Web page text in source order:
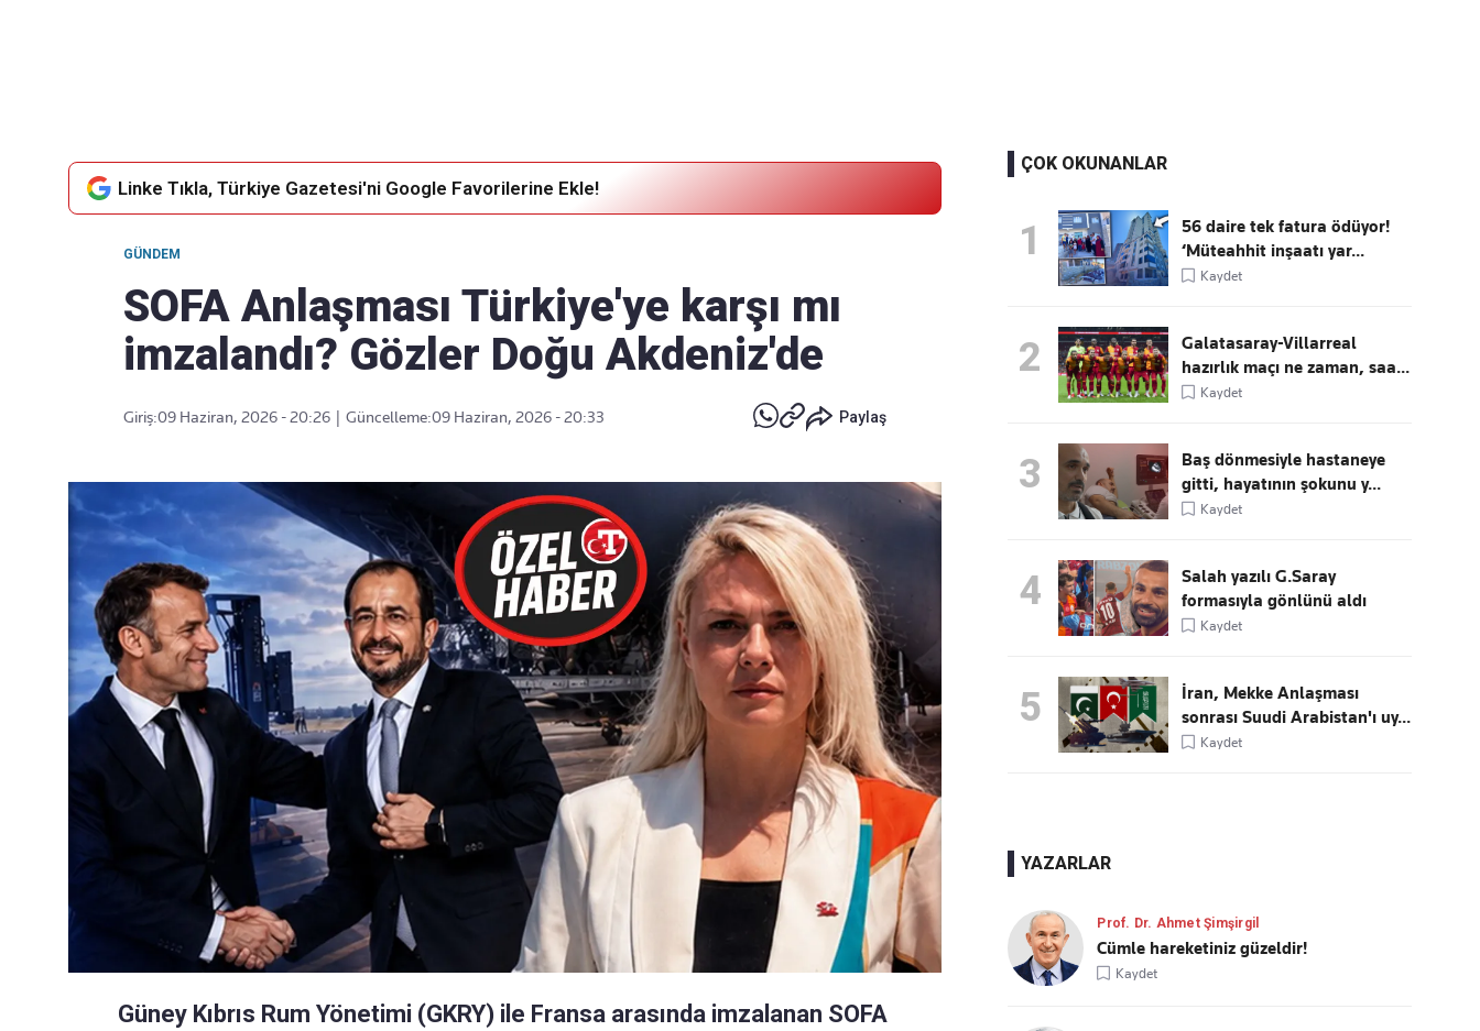
Linke Tıkla, Türkiye Gazetesi'ni Google Favorilerine Ekle!
GÜNDEM
SOFA Anlaşması Türkiye'ye karşı mı
imzalandı? Gözler Doğu Akdeniz'de
Giriş:09 Haziran, 2026 - 20:26 Güncelleme:09 Haziran, 2026 - 20:33 Paylaş
Güney Kıbrıs Rum Yönetimi (GKRY) ile Fransa arasında imzalanan SOFA
ÇOK OKUNANLAR
1
56 daire tek fatura ödüyor!
‘Müteahhit inşaatı yar...
Kaydet
2
Galatasaray-Villarreal
hazırlık maçı ne zaman, saa...
Kaydet
3
Baş dönmesiyle hastaneye
gitti, hayatının şokunu y...
Kaydet
4
Salah yazılı G.Saray
formasıyla gönlünü aldı
Kaydet
5
İran, Mekke Anlaşması
sonrası Suudi Arabistan'ı uy...
Kaydet
YAZARLAR
Prof. Dr. Ahmet Şimşirgil
Cümle hareketiniz güzeldir!
Kaydet